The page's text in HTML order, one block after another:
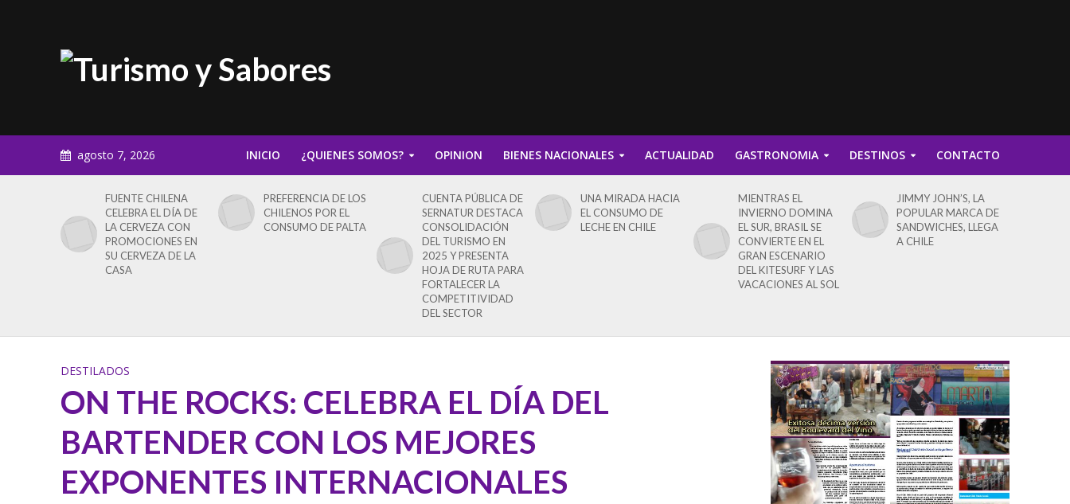
agosto 7, 2026 INICIO ¿QUIENES SOMOS? OPINION BIENES NACIONALES ACTUALIDAD GASTRONOMIA DESTINOS CONTACTO
FUENTE CHILENA
CELEBRA EL DÍA DE
LA CERVEZA CON
PROMOCIONES EN
SU CERVEZA DE LA
CASA
PREFERENCIA DE LOS
CHILENOS POR EL
CONSUMO DE PALTA
CUENTA PÚBLICA DE
SERNATUR DESTACA
CONSOLIDACIÓN
DEL TURISMO EN
2025 Y PRESENTA
HOJA DE RUTA PARA
FORTALECER LA
COMPETITIVIDAD
DEL SECTOR
UNA MIRADA HACIA
EL CONSUMO DE
LECHE EN CHILE
MIENTRAS EL
INVIERNO DOMINA
EL SUR, BRASIL SE
CONVIERTE EN EL
GRAN ESCENARIO
DEL KITESURF Y LAS
VACACIONES AL SOL
JIMMY JOHN’S, LA
POPULAR MARCA DE
SANDWICHES, LLEGA
A CHILE
DESTILADOS
ON THE ROCKS: CELEBRA EL DÍA DEL
BARTENDER CON LOS MEJORES
EXPONENTES INTERNACIONALES